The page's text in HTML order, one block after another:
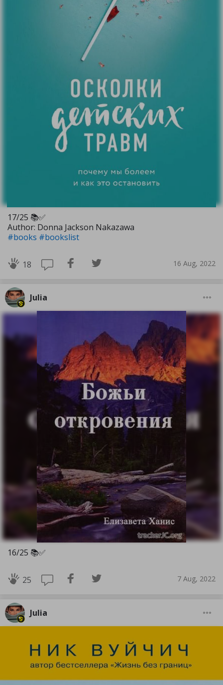
17/25 📚✅️
Author: Donna Jackson Nakazawa
#books #bookslist
18 16 Aug, 2022
Julia
16/25 📚✅️
25 7 Aug, 2022
Julia